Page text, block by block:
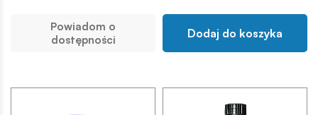
Powiadom o
dostępności
Dodaj do koszyka